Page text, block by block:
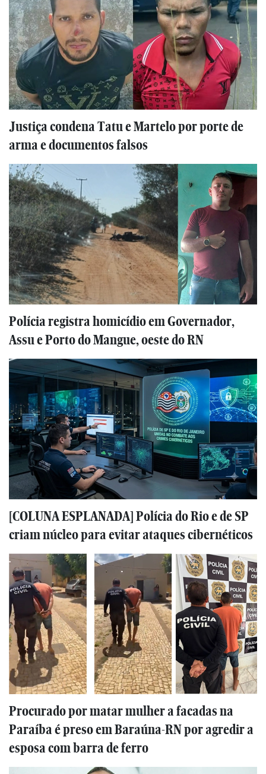
Justiça condena Tatu e Martelo por porte de
arma e documentos falsos
Polícia registra homicídio em Governador,
Assu e Porto do Mangue, oeste do RN
[COLUNA ESPLANADA] Polícia do Rio e de SP
criam núcleo para evitar ataques cibernéticos
Procurado por matar mulher a facadas na
Paraíba é preso em Baraúna-RN por agredir a
esposa com barra de ferro